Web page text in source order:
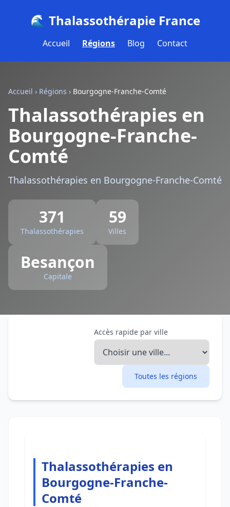
🌊 Thalassothérapie France
Accueil Régions Blog Contact
Accueil › Régions › Bourgogne-Franche-Comté
Thalassothérapies en
Bourgogne-Franche-
Comté
Thalassothérapies en Bourgogne-Franche-Comté
371
Thalassothérapies
59
Villes
Besançon
Capitale
Accès rapide par ville
Toutes les régions
Thalassothérapies en
Bourgogne-Franche-
Comté